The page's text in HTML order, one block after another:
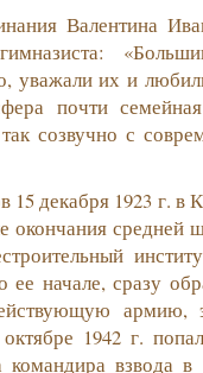
Валентина
уважали их и
почти
созвучно с
декабря 1923 г. в
окончания средней
ее начале, сразу
армию,
1942 г.
командира взвода